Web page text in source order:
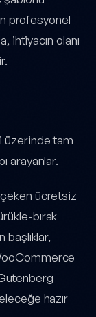
profesyonel
ihtiyacın olanı
üzerinde tam
arayanlar.
çeken ücretsiz
bırak
başlıklar,
hazır